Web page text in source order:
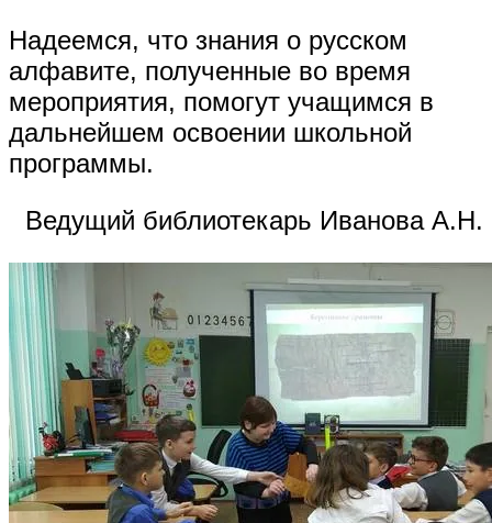
Надеемся, что знания о русском
алфавите, полученные во время
мероприятия, помогут учащимся в
дальнейшем освоении школьной
программы.
Ведущий библиотекарь Иванова А.Н.